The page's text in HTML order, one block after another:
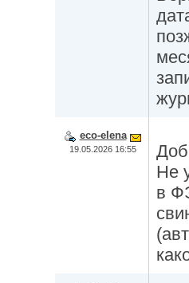
eco-elena
19.05.2026 16:55
Не
в